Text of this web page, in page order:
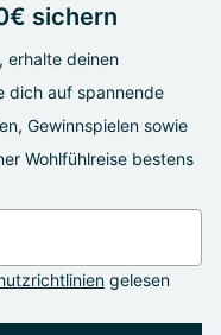
sichern
erhalte deinen
dich auf spannende
Gewinnspielen sowie
Wohlfühlreise bestens
gelesen